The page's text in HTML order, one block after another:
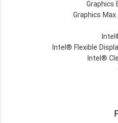
Graphics
Graphics
Intel® Flexible
Intel®